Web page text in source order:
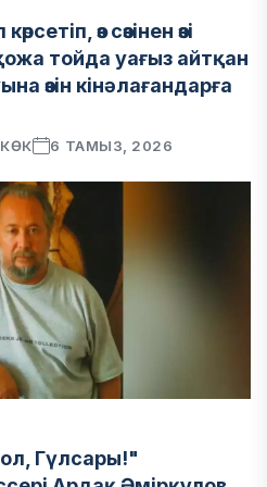
өз сөзінен өзі
тойда уағыз айтқан
өзін кінәлағандарға
6 ТАМЫЗ, 2026
Гүлсары!"